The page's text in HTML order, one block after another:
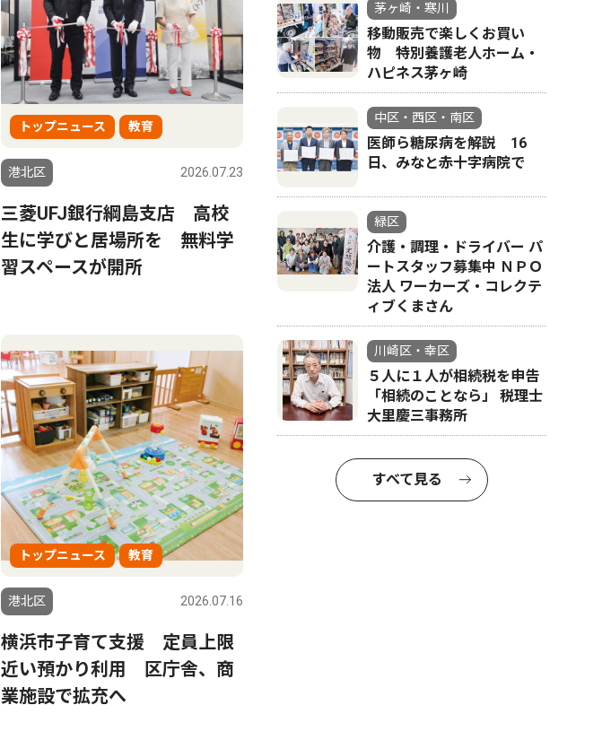
トップニュース 教育
港北区 2026.07.23
三菱UFJ銀行綱島支店 高校
生に学びと居場所を 無料学
習スペースが開所
トップニュース 教育
港北区 2026.07.16
横浜市子育て支援 定員上限
近い預かり利用 区庁舎、商
業施設で拡充へ
茅ヶ崎・寒川
移動販売で楽しくお買い
物 特別養護老人ホーム・
ハピネス茅ヶ崎
中区・西区・南区
医師ら糖尿病を解説 16
日、みなと赤十字病院で
緑区
介護・調理・ドライバー パ
ートスタッフ募集中 ＮＰＯ
法人 ワーカーズ・コレクテ
ィブくまさん
川崎区・幸区
５人に１人が相続税を申告
「相続のことなら」 税理士
大里慶三事務所
すべて見る